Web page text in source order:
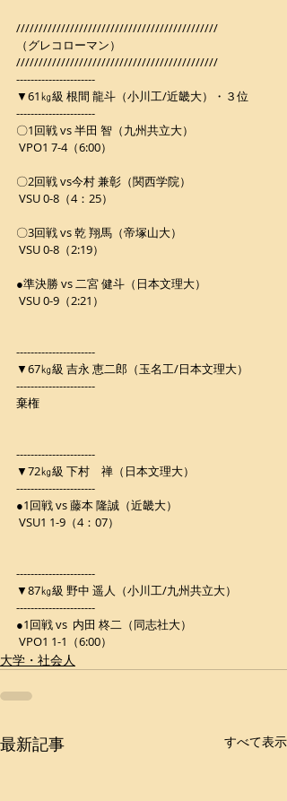
/////////////////////////////////////////////
（グレコローマン）
/////////////////////////////////////////////
----------------------
▼61㎏級 根間 龍斗（小川工/近畿大）・３位
----------------------
〇1回戦 vs 半田 智（九州共立大）
VPO1 7-4（6:00）
〇2回戦 vs今村 兼彰（関西学院）
VSU 0-8（4：25）
〇3回戦 vs 乾 翔馬（帝塚山大）
VSU 0-8（2:19）
●準決勝 vs 二宮 健斗（日本文理大）
VSU 0-9（2:21）
----------------------
▼67㎏級 吉永 恵二郎（玉名工/日本文理大）
----------------------
棄権
----------------------
▼72㎏級 下村　禅（日本文理大）
----------------------
●1回戦 vs 藤本 隆誠（近畿大）
VSU1 1-9（4：07）
----------------------
▼87㎏級 野中 遥人（小川工/九州共立大）
----------------------
●1回戦 vs  内田 柊二（同志社大）
VPO1 1-1（6:00）
大学・社会人
最新記事 すべて表示